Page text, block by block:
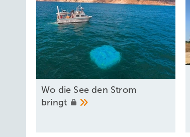
Wo die See den Strom
bringt